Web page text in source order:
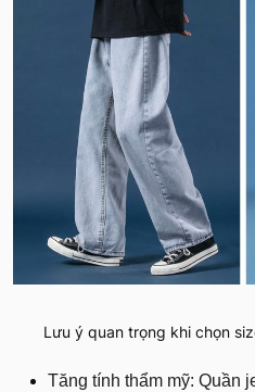
Lưu ý quan trọng khi chọn
Tăng tính thẩm mỹ: Quần